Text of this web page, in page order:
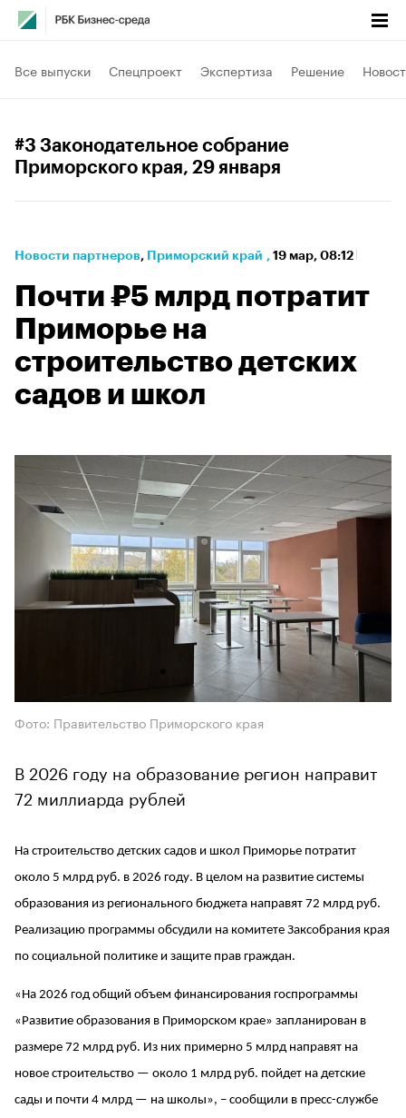
Все выпуски Спецпроект Экспертиза Решение
#3 Законодательное собрание
Приморского края, 29 января
Новости партнеров⁠, Приморский край , 19 мар, 08:12
Почти ₽5 млрд потратит
Приморье на
строительство детских
садов и школ
Фото: Правительство Приморского края
В 2026 году на образование регион направит
72 миллиарда рублей
На строительство детских садов и школ Приморье потратит
около 5 млрд руб. в 2026 году. В целом на развитие системы
образования из регионального бюджета направят 72 млрд руб.
Реализацию программы обсудили на комитете Заксобрания края
по социальной политике и защите прав граждан.
«На 2026 год общий объем финансирования госпрограммы
«Развитие образования в Приморском крае» запланирован в
размере 72 млрд руб. Из них примерно 5 млрд направят на
новое строительство — около 1 млрд руб. пойдет на детские
сады и почти 4 млрд — на школы», – сообщили в пресс-службе